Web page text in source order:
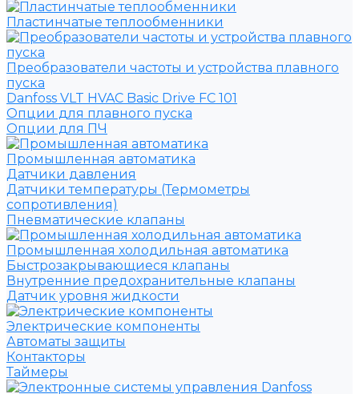
Пластинчатые теплообменники
Преобразователи частоты и устройства плавного
пуска
Danfoss VLT HVAC Basic Drive FC 101
Опции для плавного пуска
Опции для ПЧ
Промышленная автоматика
Датчики давления
Датчики температуры (Термометры
сопротивления)
Пневматические клапаны
Промышленная холодильная автоматика
Быстрозакрывающиеся клапаны
Внутренние предохранительные клапаны
Датчик уровня жидкости
Электрические компоненты
Автоматы защиты
Контакторы
Таймеры